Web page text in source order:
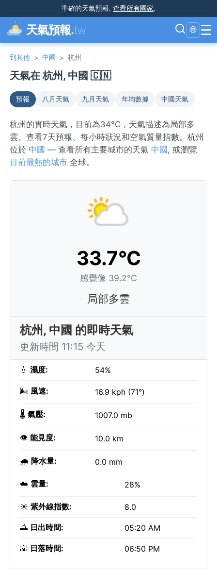
準確的天氣預報. 查看所有國家.
天氣預報.tw 🌐 ☰
到其他 > 中國 > 杭州
天氣在 杭州, 中國 🇨🇳
預報 八月天氣 九月天氣 年均數據 中國天氣
杭州的實時天氣，目前為34°C，天氣描述為局部多
雲。查看7天預報、每小時狀況和空氣質量指數。杭州
位於 中國 — 查看所有主要城市的天氣 中國 , 或瀏覽
目前最熱的城市 全球。
33.7°C
感覺像 39.2°C
局部多雲
杭州, 中國 的即時天氣
更新時間 11:15 今天
💧 濕度: 54%
🌬️ 風速: 16.9 kph (71°)
🌡️ 氣壓: 1007.0 mb
👁️ 能見度: 10.0 km
🌧️ 降水量: 0.0 mm
☁️ 雲量: 28%
☀️ 紫外線指數: 8.0
🌅 日出時間: 05:20 AM
🌇 日落時間: 06:50 PM